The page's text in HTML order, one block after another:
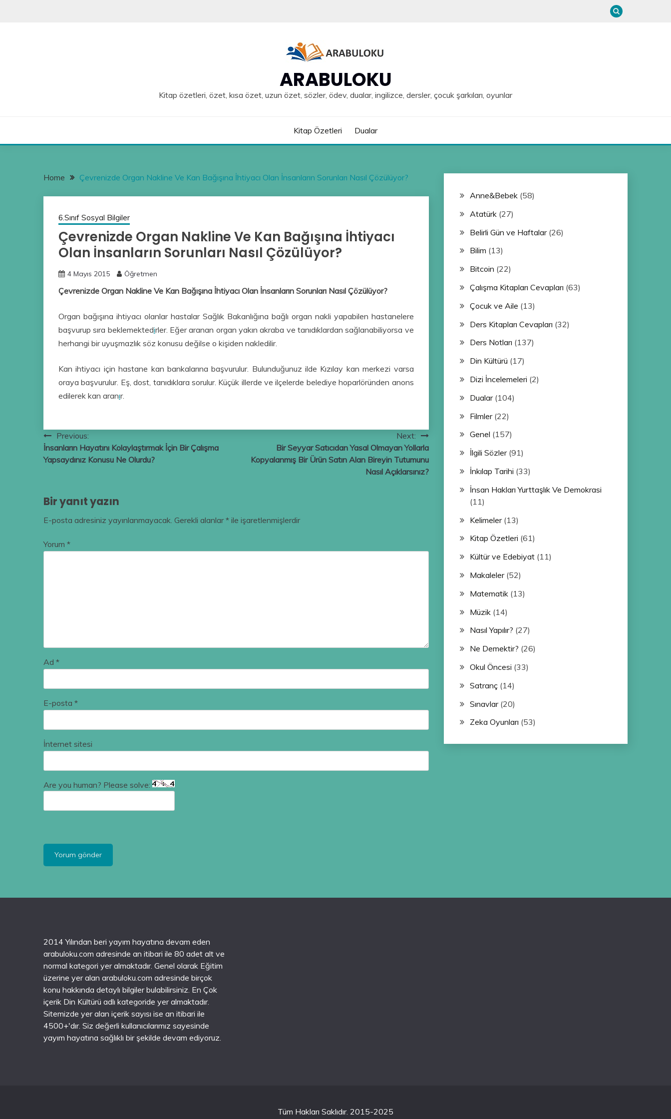
ARABULOKU
Kitap özetleri, özet, kısa özet, uzun özet, sözler, ödev, dualar, ingilizce, dersler, çocuk şarkıları, oyunlar
Kitap Özetleri Dualar
Home Çevrenizde Organ Nakline Ve Kan Bağışına İhtiyacı Olan İnsanların Sorunları Nasıl Çözülüyor?
6.Sınıf Sosyal Bilgiler
Çevrenizde Organ Nakline Ve Kan Bağışına İhtiyacı
Olan İnsanların Sorunları Nasıl Çözülüyor?
4 Mayıs 2015 Öğretmen
Çevrenizde Organ Nakline Ve Kan Bağışına İhtiyacı Olan İnsanların Sorunları Nasıl Çözülüyor?
Organ bağışına ihtiyacı olanlar hastalar Sağlık Bakanlığına bağlı organ nakli yapabilen hastanelere
başvurup sıra beklemektedirler. Eğer aranan organ yakın akraba ve tanıdıklardan sağlanabiliyorsa ve
herhangi bir uyuşmazlık söz konusu değilse o kişiden nakledilir.
Kan ihtiyacı için hastane kan bankalarına başvurulur. Bulunduğunuz ilde Kızılay kan merkezi varsa
oraya başvurulur. Eş, dost, tanıdıklara sorulur. Küçük illerde ve ilçelerde belediye hoparlöründen anons
edilerek kan aranır.
Yazı
gezinmesi
Previous:
İnsanların Hayatını Kolaylaştırmak İçin Bir Çalışma
Yapsaydınız Konusu Ne Olurdu?
Next:
Bir Seyyar Satıcıdan Yasal Olmayan Yollarla
Kopyalanmış Bir Ürün Satın Alan Bireyin Tutumunu
Nasıl Açıklarsınız?
Bir yanıt yazın
E-posta adresiniz yayınlanmayacak. Gerekli alanlar* ile işaretlenmişlerdir
Yorum *
Ad *
E-posta *
İnternet sitesi
Are you human? Please solve:
Anne&Bebek(58)
Atatürk(27)
Belirli Gün ve Haftalar(26)
Bilim (13)
Bitcoin (22)
Çalışma Kitapları Cevapları (63)
Çocuk ve Aile (13)
Ders Kitapları Cevapları (32)
Ders Notları (137)
Din Kültürü (17)
Dizi İncelemeleri (2)
Dualar(104)
Filmler(22)
Genel (157)
İlgili Sözler(91)
İnkılap Tarihi (33)
İnsan Hakları Yurttaşlık Ve Demokrasi
(11)
Kelimeler(13)
Kitap Özetleri (61)
Kültür ve Edebiyat(11)
Makaleler(52)
Matematik(13)
Müzik(14)
Nasıl Yapılır? (27)
Ne Demektir? (26)
Okul Öncesi (33)
Satranç(14)
Sınavlar(20)
Zeka Oyunları (53)
2014 Yılından beri yayım hayatına devam eden
arabuloku.com adresinde an itibari ile 80 adet alt ve
normal kategori yer almaktadır. Genel olarak Eğitim
üzerine yer alan arabuloku.com adresinde birçok
konu hakkında detaylı bilgiler bulabilirsiniz. En Çok
içerik Din Kültürü adlı kategoride yer almaktadır.
Sitemizde yer alan içerik sayısı ise an itibari ile
4500+'dır. Siz değerli kullanıcılarımız sayesinde
yayım hayatına sağlıklı bir şekilde devam ediyoruz.
Tüm Hakları Saklıdır. 2015-2025